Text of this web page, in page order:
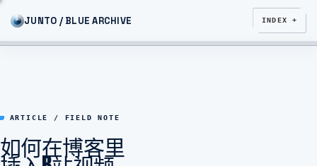
JUNTO / BLUE ARCHIVE INDEX +
ARTICLE / FIELD NOTE
如何在博客里